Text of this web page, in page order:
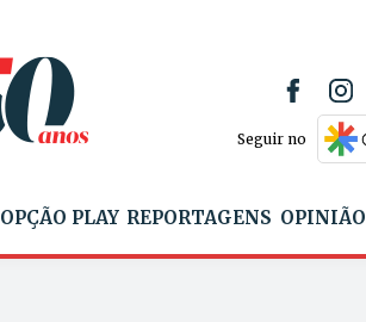
Seguir no
OPÇÃO PLAY REPORTAGENS OPINIÃO